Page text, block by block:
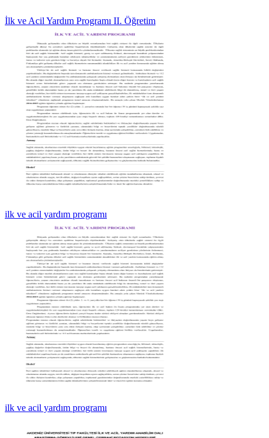
İlk ve Acil Yardım Programı II. Öğretim
ilk ve acil yardım programı
ilk ve acil yardım programı